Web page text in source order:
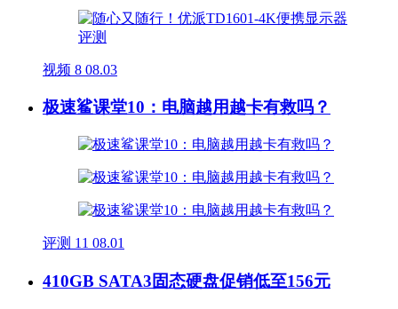
视频 8 08.03
极速鲨课堂10：电脑越用越卡有救吗？
评测 11 08.01
410GB SATA3固态硬盘促销低至156元